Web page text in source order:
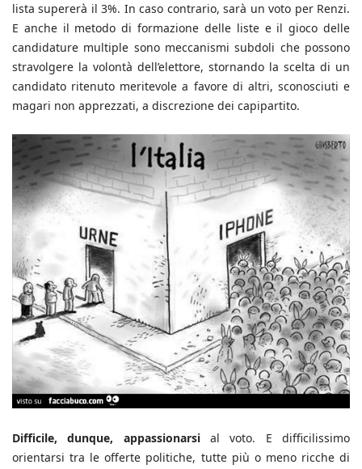
lista supererà il 3%. In caso contrario, sarà un voto per Renzi.
E anche il metodo di formazione delle liste e il gioco delle
candidature multiple sono meccanismi subdoli che possono
stravolgere la volontà dell’elettore, stornando la scelta di un
candidato ritenuto meritevole a favore di altri, sconosciuti e
magari non apprezzati, a discrezione dei capipartito.
Difficile, dunque, appassionarsial voto. E difficilissimo
orientarsi tra le offerte politiche, tutte più o meno ricche di